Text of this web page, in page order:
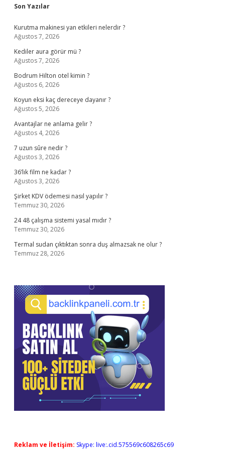
Sidebar
Son Yazılar
Kurutma makinesi yan etkileri nelerdir ?
Ağustos 7, 2026
Kediler aura görür mü ?
Ağustos 7, 2026
Bodrum Hilton otel kimin ?
Ağustos 6, 2026
Koyun eksi kaç dereceye dayanır ?
Ağustos 5, 2026
Avantajlar ne anlama gelir ?
Ağustos 4, 2026
7 uzun sûre nedir ?
Ağustos 3, 2026
36’lık film ne kadar ?
Ağustos 3, 2026
Şirket KDV ödemesi nasıl yapılır ?
Temmuz 30, 2026
24 48 çalışma sistemi yasal mıdır ?
Temmuz 30, 2026
Termal sudan çıktıktan sonra duş almazsak ne olur ?
Temmuz 28, 2026
Reklam ve İletişim: Skype: live:.cid.575569c608265c69